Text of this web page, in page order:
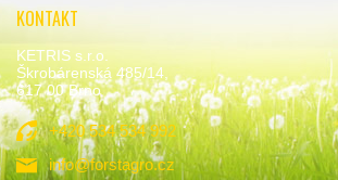
KONTAKT
KETRIS s.r.o.
Škrobárenská 485/14,
617 00 Brno
+420 534 534 992
info@forstagro.cz